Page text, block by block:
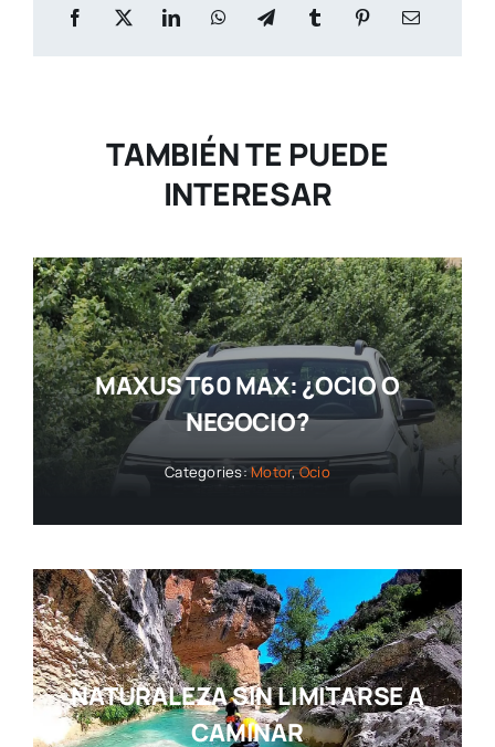
TAMBIÉN TE PUEDE
INTERESAR
MAXUS T60 MAX: ¿OCIO O
NEGOCIO?
Categories:Motor,Ocio
NATURALEZA SIN LIMITARSE A
CAMINAR